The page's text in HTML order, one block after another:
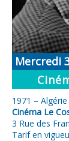
Mercredi
1971 –
Cinéma Le
3 Rue des
Tarif en